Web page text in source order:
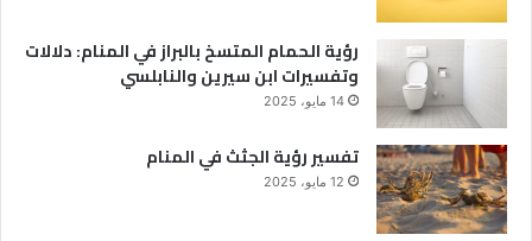
رؤية الحمام المتسخ بالبراز في المنام: دلالات
وتفسيرات ابن سيرين والنابلسي
14 مايو، 2025
تفسير رؤية الجثث في المنام
12 مايو، 2025